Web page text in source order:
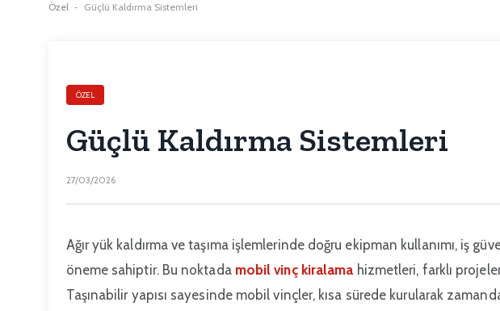
Özel - Güçlü Kaldırma Sistemleri
ÖZEL
Güçlü Kaldırma Sistemleri
27/03/2026
Ağır yük kaldırma ve taşıma işlemlerinde doğru ekipman kullanımı, iş
öneme sahiptir. Bu noktada mobil vinç kiralama hizmetleri, farklı
Taşınabilir yapısı sayesinde mobil vinçler, kısa sürede kurularak